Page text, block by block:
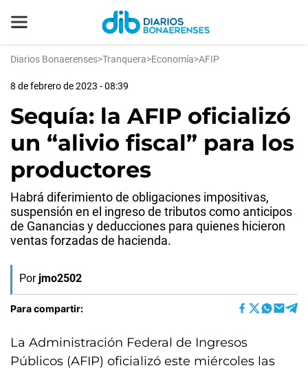
Diarios Bonaerenses>Tranquera>Economía>AFIP
8 de febrero de 2023 - 08:39
Sequía: la AFIP oficializó
un “alivio fiscal” para los
productores
Habrá diferimiento de obligaciones impositivas,
suspensión en el ingreso de tributos como anticipos
de Ganancias y deducciones para quienes hicieron
ventas forzadas de hacienda.
Por jmo2502
Para compartir:
La Administración Federal de Ingresos
Públicos (AFIP) oficializó este miércoles las